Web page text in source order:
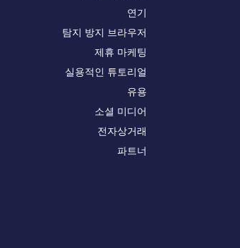
연기
탐지 방지 브라우저
제휴 마케팅
실용적인 튜토리얼
유용
소셜 미디어
전자상거래
파트너